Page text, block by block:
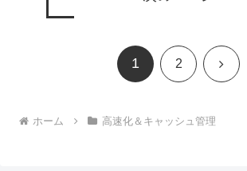
1 2 次
ホーム 高速化＆キャッシュ管理